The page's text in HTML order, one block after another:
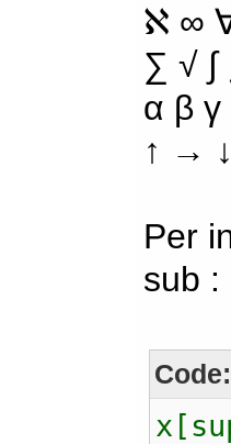
ℵ ∞
∑ √
α β
↑ → ↓
Per
sub :
Code: